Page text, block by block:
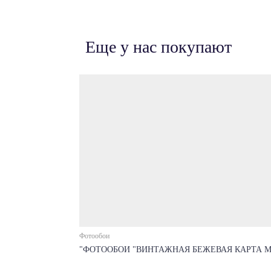
Еще у нас покупают
Фотообои
"ФОТООБОИ "ВИНТАЖНАЯ БЕЖЕВАЯ КАРТА